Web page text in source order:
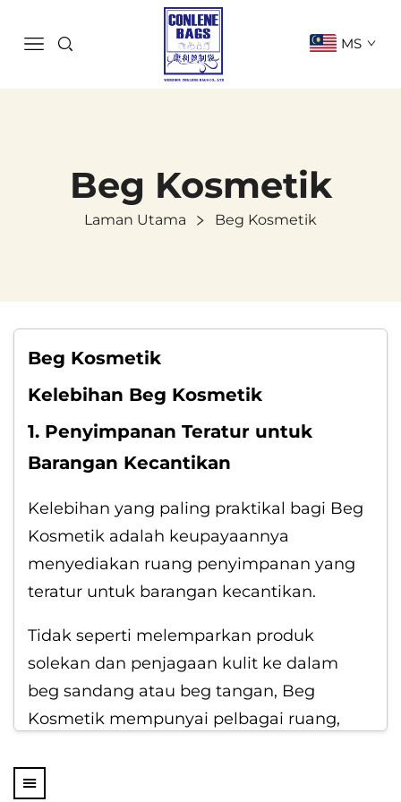
MS
Beg Kosmetik
Laman Utama Beg Kosmetik
Beg Kosmetik
Kelebihan Beg Kosmetik
1. Penyimpanan Teratur untuk
Barangan Kecantikan
Kelebihan yang paling praktikal bagi Beg
Kosmetik adalah keupayaannya
menyediakan ruang penyimpanan yang
teratur untuk barangan kecantikan.
Tidak seperti melemparkan produk
solekan dan penjagaan kulit ke dalam
beg sandang atau beg tangan, Beg
Kosmetik mempunyai pelbagai ruang,
barangan dan memudahkan pencarian.